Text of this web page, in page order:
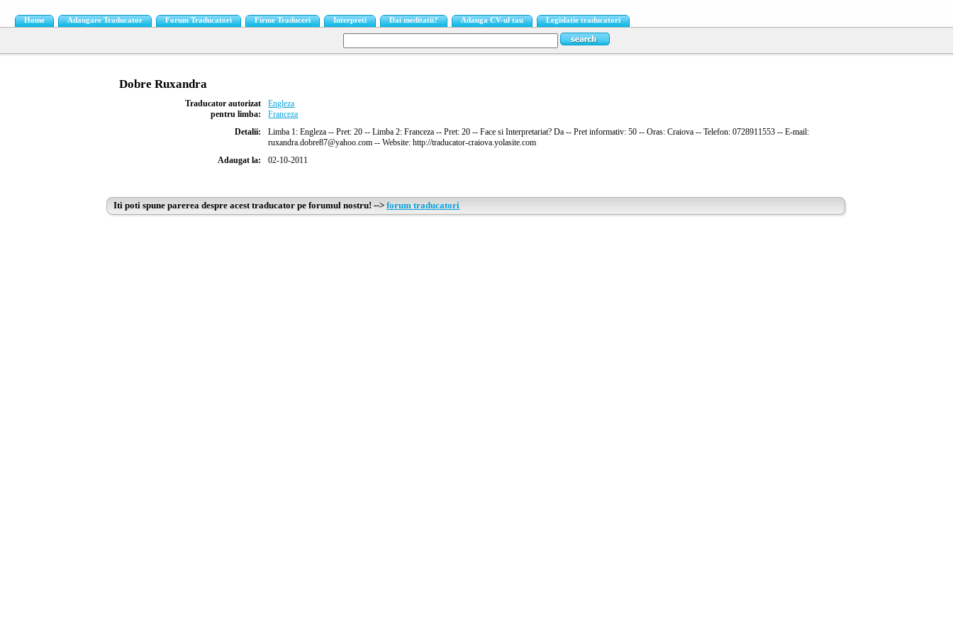
Home Adaugare Traducator Forum Traducatori Firme Traduceri Interpreti Dai meditatii? Adauga CV-ul tau Legislatie traducatori
Dobre Ruxandra
Traducator autorizat
pentru limba:
Engleza
Franceza
Detalii:
Limba 1: Engleza -- Pret: 20 -- Limba 2: Franceza -- Pret: 20 -- Face si Interpretariat? Da -- Pret informativ: 50 -- Oras: Craiova -- Telefon: 0728911553 -- E-mail:
ruxandra.dobre87@yahoo.com -- Website: http://traducator-craiova.yolasite.com
Adaugat la:
02-10-2011
Iti poti spune parerea despre acest traducator pe forumul nostru! -->forum traducatori